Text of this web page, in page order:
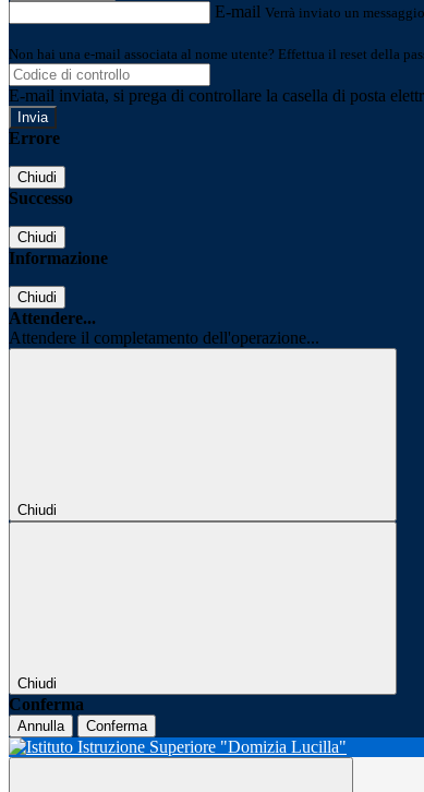
E-mail Verrà inviato un
Non hai una e-mail associata al nome utente? Effettua il reset della
E-mail inviata, si prega di controllare la casella di posta
Errore
Chiudi
Successo
Chiudi
Informazione
Chiudi
Attendere...
Attendere il completamento dell'operazione...
Chiudi
Chiudi
Conferma
Annulla Conferma